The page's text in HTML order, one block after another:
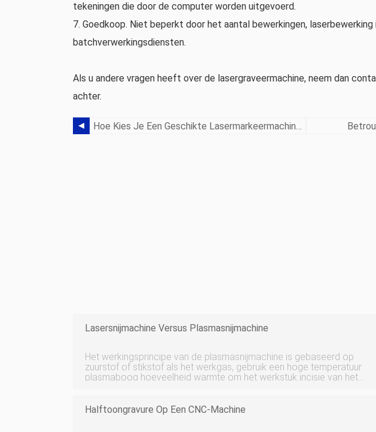
tekeningen die door de computer worden uitgevoerd.
7. Goedkoop. Niet beperkt door het aantal bewerkingen,
batchverwerkingsdiensten.
Als u andere vragen heeft over de lasergraveermachine, neem dan
achter.
Hoe Kies Je Een Geschikte Lasermarkeermachine?
Lasersnijmachine Versus Plasmasnijmachine
Het werkingsprincipe van de plasmasnijmachine is gebaseerd op
zuurstof of stikstof als het werkgas, gebruik een hoge temperatuur
plasmaboog hoeveelheid warmte om het werkstuk incisie van het
Halftoongravure Op Een CNC-Machine